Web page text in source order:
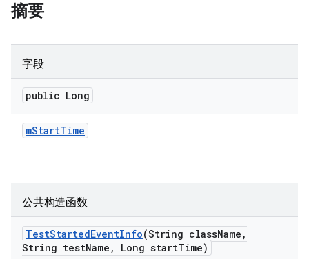
摘要
字段
public Long
mStartTime
公共构造函数
TestStartedEventInfo(String className ,
String testName , Long startTime)